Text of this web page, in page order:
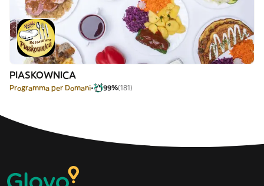
PIASKOWNICA
Programma per Domani 99%(181)